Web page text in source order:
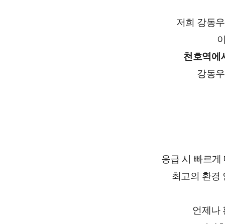
저희 강동
천호역에
강동
응급 시 빠르게
최고의 환경
언제나